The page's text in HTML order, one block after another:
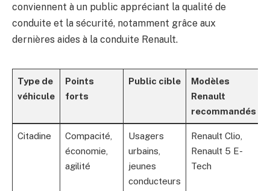
conviennent à un public appréciant la qualité de
conduite et la sécurité, notamment grâce aux
dernières aides à la conduite Renault.
Type de
véhicule
Points
forts
Public cible
Modèles
Renault
recommandés
Citadine
Compacité,
économie,
agilité
Usagers
urbains,
jeunes
conducteurs
Renault Clio,
Renault 5 E-
Tech